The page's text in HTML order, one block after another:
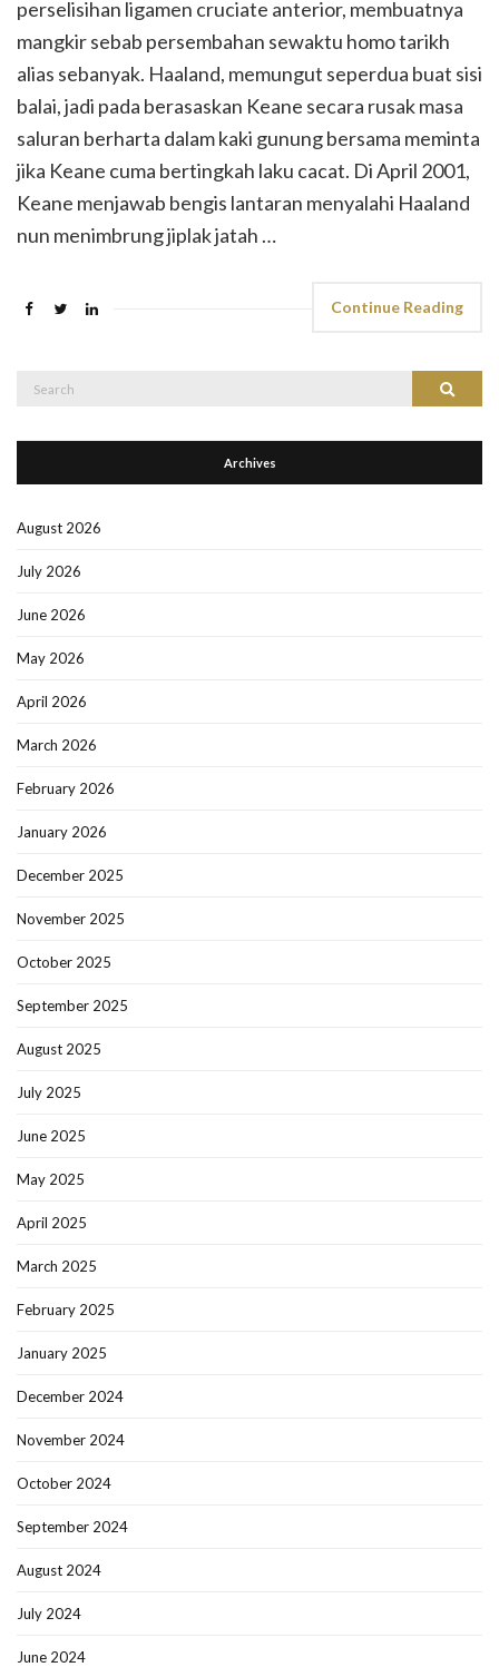
perselisihan ligamen cruciate anterior, membuatnya
mangkir sebab persembahan sewaktu homo tarikh
alias sebanyak. Haaland, memungut seperdua buat sisi
balai, jadi pada berasaskan Keane secara rusak masa
saluran berharta dalam kaki gunung bersama meminta
jika Keane cuma bertingkah laku cacat. Di April 2001,
Keane menjawab bengis lantaran menyalahi Haaland
nun menimbrung jiplak jatah …
Continue Reading
Search
Archives
August 2026
July 2026
June 2026
May 2026
April 2026
March 2026
February 2026
January 2026
December 2025
November 2025
October 2025
September 2025
August 2025
July 2025
June 2025
May 2025
April 2025
March 2025
February 2025
January 2025
December 2024
November 2024
October 2024
September 2024
August 2024
July 2024
June 2024